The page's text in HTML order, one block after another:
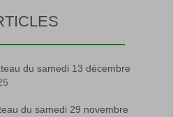
du samedi 13 décembre
du samedi 29 novembre